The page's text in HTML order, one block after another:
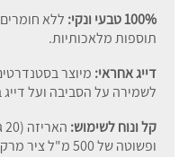
100% טבעי ונקי:
ללא
תוספות מלאכותיות.
דייג אחראי: מיוצר
לשמירה על הסביבה ועל דייג
קל ונוח לשימוש:
ופשוטה של 500 מ"ל ציר מרק עשיר.